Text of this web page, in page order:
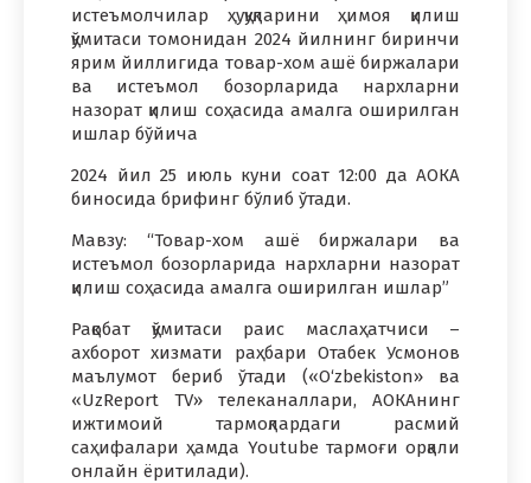
истеъмолчилар ҳуқуқларини ҳимоя қилиш
қўмитаси томонидан 2024 йилнинг биринчи
ярим йиллигида товар-хом ашё биржалари
ва истеъмол бозорларида нархларни
назорат қилиш соҳасида амалга оширилган
ишлар бўйича
2024 йил 25 июль куни соат 12:00 да АОКА
биносида брифинг бўлиб ўтади.
Мавзу: “Товар-хом ашё биржалари ва
истеъмол бозорларида нархларни назорат
қилиш соҳасида амалга оширилган ишлар”
Рақобат қўмитаси раис маслаҳатчиси –
ахборот хизмати раҳбари Отабек Усмонов
маълумот бериб ўтади («O‘zbekiston» ва
«UzReport TV» телеканаллари, АОКАнинг
ижтимоий тармоқлардаги расмий
саҳифалари ҳамда Youtube тармоғи орқали
онлайн ёритилади).